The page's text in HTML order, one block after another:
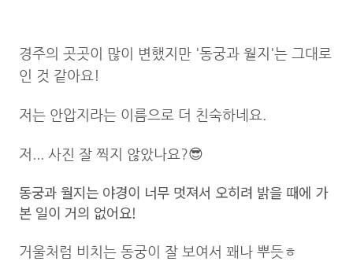
경주의 곳곳이 많이 변했지만 '동궁과 월지'는 그대로
인 것 같아요!
저는 안압지라는 이름으로 더 친숙하네요.
저... 사진 잘 찍지 않았나요?😎
동궁과 월지는 야경이 너무 멋져서 오히려 밝을 때에 가
본 일이 거의 없어요!
거울처럼 비치는 동궁이 잘 보여서 꽤나 뿌듯ㅎ